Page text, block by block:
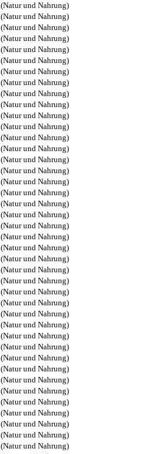
(Natur und Nahrung)
(Natur und Nahrung)
(Natur und Nahrung)
(Natur und Nahrung)
(Natur und Nahrung)
(Natur und Nahrung)
(Natur und Nahrung)
(Natur und Nahrung)
(Natur und Nahrung)
(Natur und Nahrung)
(Natur und Nahrung)
(Natur und Nahrung)
(Natur und Nahrung)
(Natur und Nahrung)
(Natur und Nahrung)
(Natur und Nahrung)
(Natur und Nahrung)
(Natur und Nahrung)
(Natur und Nahrung)
(Natur und Nahrung)
(Natur und Nahrung)
(Natur und Nahrung)
(Natur und Nahrung)
(Natur und Nahrung)
(Natur und Nahrung)
(Natur und Nahrung)
(Natur und Nahrung)
(Natur und Nahrung)
(Natur und Nahrung)
(Natur und Nahrung)
(Natur und Nahrung)
(Natur und Nahrung)
(Natur und Nahrung)
(Natur und Nahrung)
(Natur und Nahrung)
(Natur und Nahrung)
(Natur und Nahrung)
(Natur und Nahrung)
(Natur und Nahrung)
(Natur und Nahrung)
(Natur und Nahrung)